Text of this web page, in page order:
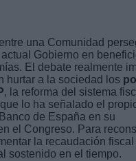
una Comunidad
Gobierno en
El debate realmente
hurtar a la sociedad los
, la reforma del sistema
lo ha señalado el
de España en su
el Congreso. Para
la recaudación
sostenido en el tiempo.